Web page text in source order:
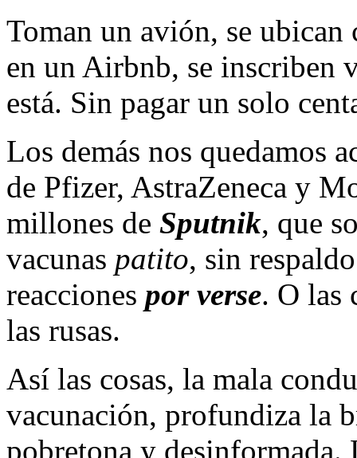
Toman un avión, se
en un Airbnb, se inscriben
está. Sin pagar un solo
Los demás nos quedamos
de Pfizer, AstraZeneca y
millones de Sputnik, que
vacunas patito, sin
reacciones por verse. O las
las rusas.
Así las cosas, la mala
vacunación, profundiza la
pobretona y desinformada.